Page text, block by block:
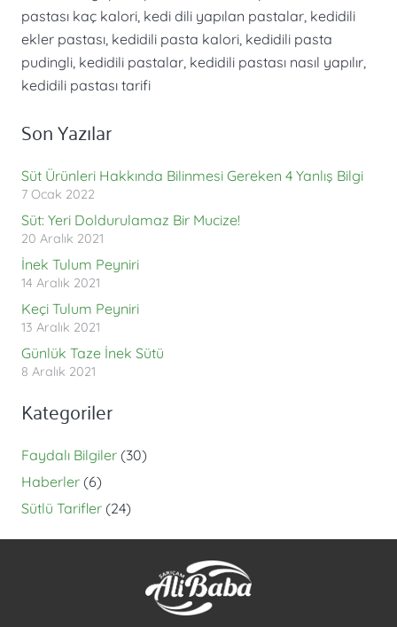
pastası kaç kalori, kedi dili yapılan pastalar, kedidili
ekler pastası, kedidili pasta kalori, kedidili pasta
pudingli, kedidili pastalar, kedidili pastası nasıl yapılır,
kedidili pastası tarifi
Son Yazılar
Süt Ürünleri Hakkında Bilinmesi Gereken 4 Yanlış Bilgi
7 Ocak 2022
Süt: Yeri Doldurulamaz Bir Mucize!
20 Aralık 2021
İnek Tulum Peyniri
14 Aralık 2021
Keçi Tulum Peyniri
13 Aralık 2021
Günlük Taze İnek Sütü
8 Aralık 2021
Kategoriler
Faydalı Bilgiler (30)
Haberler (6)
Sütlü Tarifler (24)